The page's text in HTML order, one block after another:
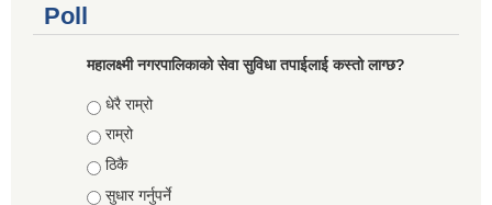
Poll
महालक्ष्मी नगरपालिकाको सेवा सुविधा तपाईलाई कस्तो लाग्छ?
Choices
धेरै राम्रो
राम्रो
ठिकै
सुधार गर्नुपर्ने